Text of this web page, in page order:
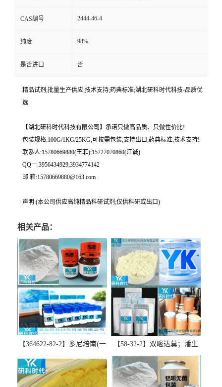
CAS编号 2444-46-4
纯度 98%
是否进口 否
精品试剂;批量生产供应;技术支持;药典标准;湖北研科时代科技-品质优
选
【湖北研科时代科技有限公司】承诺只做高品质、只做性价比!
包装规格:100G/1KG/25KG;可按需包装;支持出口;药典标准;技术支持!
联系人:15780669880(王菲);15727070860(江诚)
QQ一:3956434929;3934774142
邮 箱:15780669880@163.com
声明:(本公司供应高纯精品科研试剂;仅供科研或出口)
相关产品：
【364622-82-2】多尼培南(一
精品科研试剂-湖北研科时代
科技-“研”无止境;“科”学创
【58-32-2】双嘧达莫；潘生
丁-精品科研试剂-湖北研科时
代科技-“研”无止境;“科”学创
新！支持三方验证；支持定